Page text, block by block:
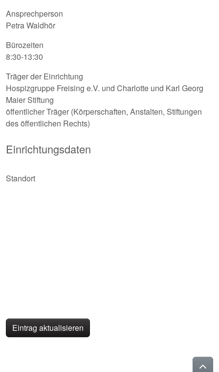
Ansprechperson
Petra Waldhör
Bürozeiten
8:30-13:30
Träger der Einrichtung
Hospizgruppe Freising e.V. und Charlotte und Karl Georg
Maier Stiftung
öffentlicher Träger (Körperschaften, Anstalten, Stiftungen
des öffentlichen Rechts)
Einrichtungsdaten
Standort
Eintrag aktualisieren